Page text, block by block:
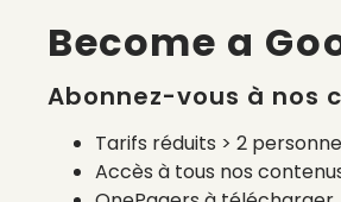
Become a
Abonnez-vous à nos
Tarifs réduits > 2
Accès à tous nos